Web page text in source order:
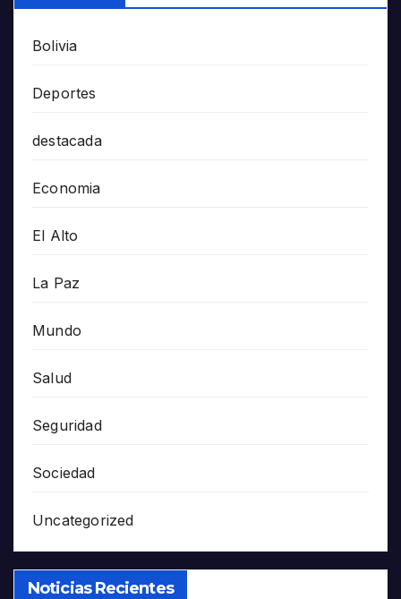
Bolivia
Deportes
destacada
Economia
El Alto
La Paz
Mundo
Salud
Seguridad
Sociedad
Uncategorized
Noticias Recientes